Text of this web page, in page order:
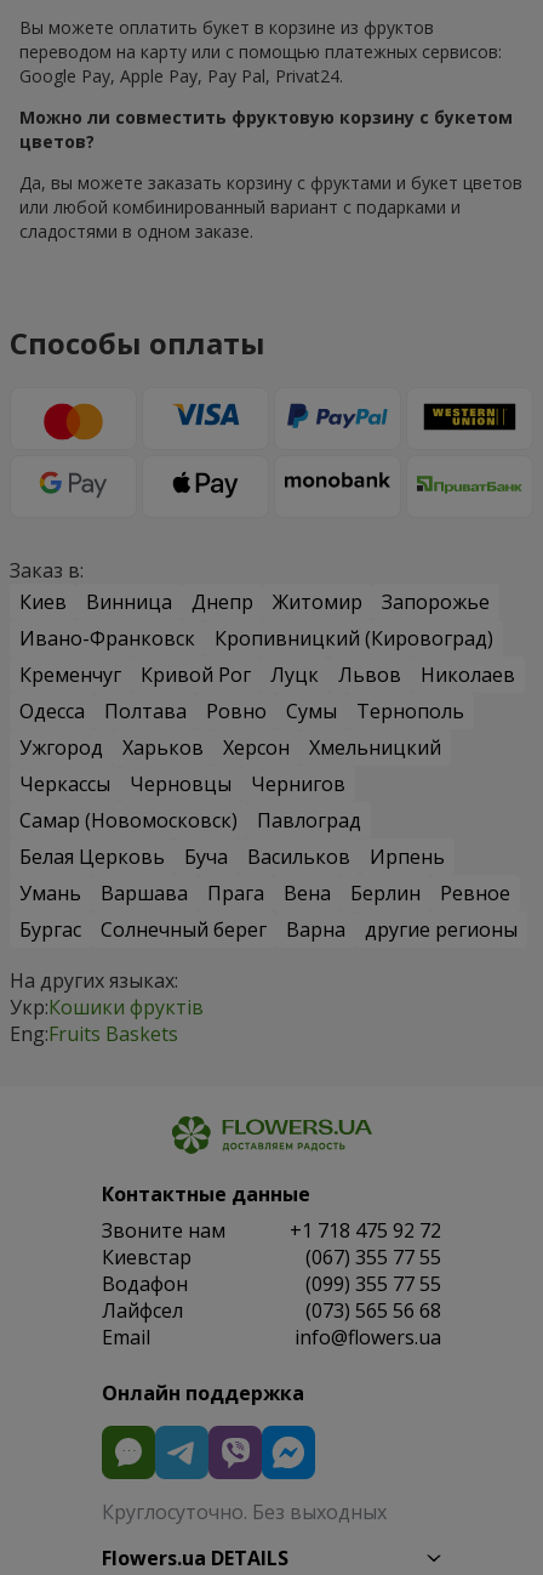
Вы можете оплатить букет в корзине из фруктов
переводом на карту или с помощью платежных сервисов:
Google Pay, Apple Pay, Pay Pal, Privat24.
Можно ли совместить фруктовую корзину с букетом
цветов?
Да, вы можете заказать корзину с фруктами и букет цветов
или любой комбинированный вариант с подарками и
сладостями в одном заказе.
Способы оплаты
Заказ в:
Киев
Винница Днепр Житомир
Запорожье
Ивано-Франковск
Кропивницкий (Кировоград)
Кременчуг
Кривой Рог Луцк Львов
Николаев
Одесса
Полтава Ровно Сумы
Тернополь
Ужгород
Харьков Херсон
Хмельницкий
Черкассы
Черновцы
Чернигов
Самар (Новомосковск)
Павлоград
Белая Церковь
Буча Васильков
Ирпень
Умань
Варшава Прага Вена Берлин
Ревное
Бургас
Солнечный берег Варна
другие регионы
На других языках:
Укр:Кошики фруктів
Eng:Fruits Baskets
Контактные данные
Звоните нам
+1 718 475 92 72
Киевстар
(067) 355 77 55
Водафон
(099) 355 77 55
Лайфсел
(073) 565 56 68
Email
info@flowers.ua
Онлайн поддержка
Круглосуточно. Без выходных
Flowers.ua DETAILS